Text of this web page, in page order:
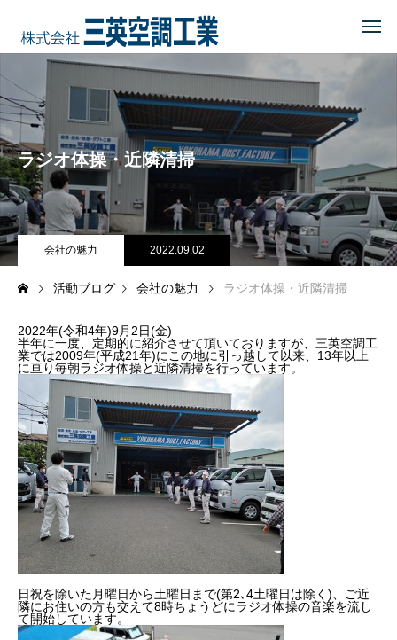
COMPANY 会社を知る
事業内容
会社概要・沿革・所在地
経営理念
ブログ
CSR 地域に貢献する
地域貢献企業
健康経営
SDGs認証
よこはまグッドバランス企業
横浜グランドスラム企業
RECRUIT 採用を知る
ラジオ体操・近隣清掃
会社の魅力 2022.09.02
活動ブログ 会社の魅力 ラジオ体操・近隣清掃
2022年(令和4年)9月2日(金)
半年に一度、定期的に紹介させて頂いておりますが、三英空調工
業では2009年(平成21年)にこの地に引っ越して以来、13年以上
に亘り毎朝ラジオ体操と近隣清掃を行っています。
日祝を除いた月曜日から土曜日まで(第2､4土曜日は除く)、ご近
隣にお住いの方も交えて8時ちょうどにラジオ体操の音楽を流し
て開始しています。